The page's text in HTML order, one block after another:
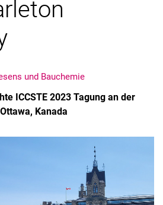
und Bauchemie
ICCSTE 2023 Tagung an der
Kanada